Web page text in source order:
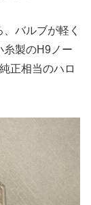
バルブが軽く
糸製のH9ノー
正相当のハロ